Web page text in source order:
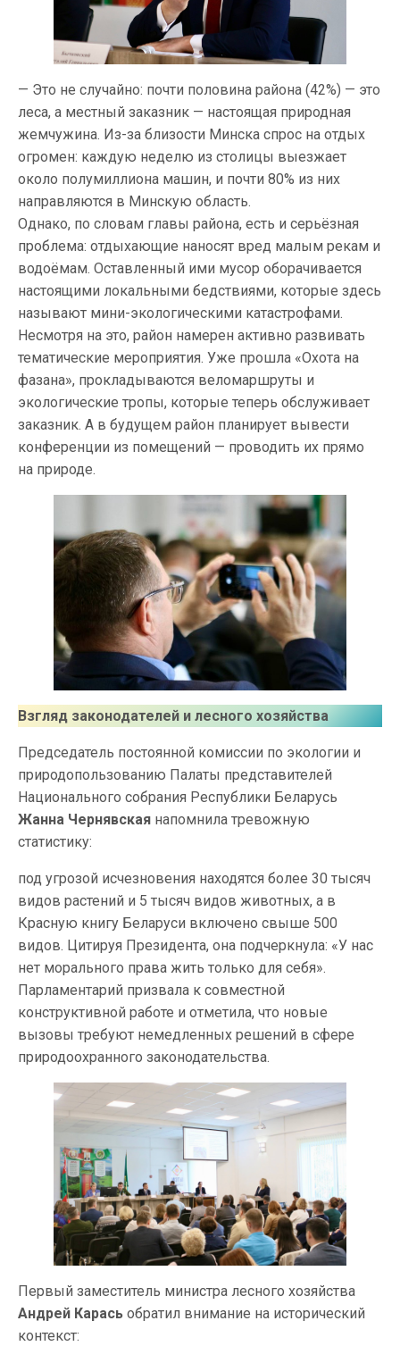
— Это не случайно: почти половина района (42%) — это
леса, а местный заказник — настоящая природная
жемчужина. Из-за близости Минска спрос на отдых
огромен: каждую неделю из столицы выезжает
около полумиллиона машин, и почти 80% из них
направляются в Минскую область.
Однако, по словам главы района, есть и серьёзная
проблема: отдыхающие наносят вред малым рекам и
водоёмам. Оставленный ими мусор оборачивается
настоящими локальными бедствиями, которые здесь
называют мини-экологическими катастрофами.
Несмотря на это, район намерен активно развивать
тематические мероприятия. Уже прошла «Охота на
фазана», прокладываются веломаршруты и
экологические тропы, которые теперь обслуживает
заказник. А в будущем район планирует вывести
конференции из помещений — проводить их прямо
на природе.
Взгляд законодателей и лесного хозяйства
Председатель постоянной комиссии по экологии и
природопользованию Палаты представителей
Национального собрания Республики Беларусь
Жанна Чернявская напомнила тревожную
статистику:
под угрозой исчезновения находятся более 30 тысяч
видов растений и 5 тысяч видов животных, а в
Красную книгу Беларуси включено свыше 500
видов. Цитируя Президента, она подчеркнула: «У нас
нет морального права жить только для себя».
Парламентарий призвала к совместной
конструктивной работе и отметила, что новые
вызовы требуют немедленных решений в сфере
природоохранного законодательства.
Первый заместитель министра лесного хозяйства
Андрей Карась обратил внимание на исторический
контекст: